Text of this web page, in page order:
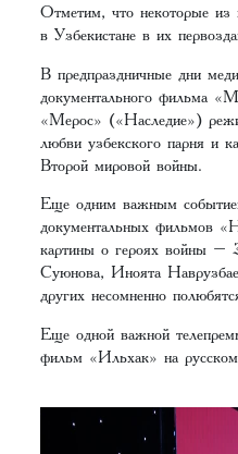
Отметим, что некоторые из
в Узбекистане в их
В предпраздничные дни
документального фильма
«Мерос» («Наследие»)
любви узбекского парня и
Второй мировой войны.
Еще одним важным
документальных фильмов
картины о героях войны –
Суюнова, Иноята
других несомненно
Еще одной важной
фильм «Ильхак» на